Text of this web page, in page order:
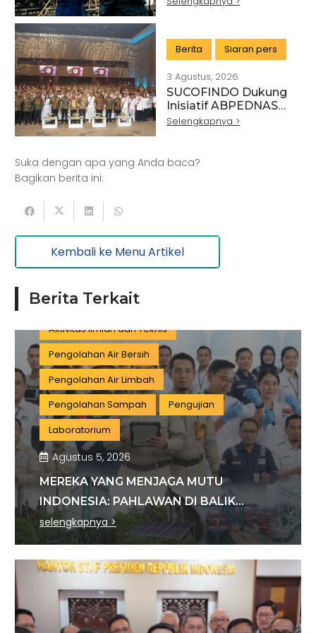
Berita Siaran pers
3 Agustus, 2026
SUCOFINDO Dukung
Inisiatif ABPEDNAS
melalui Program
Selengkapnya >
Suka dengan apa yang Anda baca?
Bagikan berita ini:
Kembali ke Menu Artikel
Berita Terkait
Artikel Pertanian
Kehutanan
Kesehatan
Kelautan dan Perikanan
Pemerintahan
Informasi dan Komunikasi
Pariwisata
Listrik dan Gas
Manufaktur
Sertifikasi
Aktivitas Ilmiah dan Teknis
Pengolahan Air Bersih
Pengolahan Air Limbah
Pengolahan Sampah
Pengujian
Laboratorium
Agustus 5, 2026
MEREKA YANG MENJAGA MUTU
INDONESIA: PAHLAWAN DI BALIK
SETIAP STANDAR INDUSTRI
selengkapnya >